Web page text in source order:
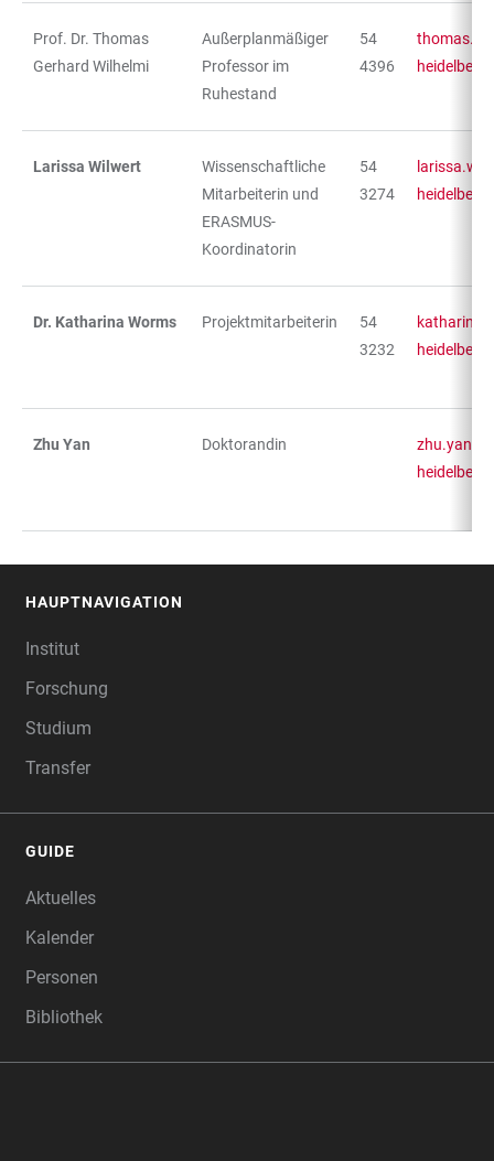
Prof. Dr. Thomas
Gerhard Wilhelmi
Außerplanmäßiger
Professor im
Ruhestand
54
4396
Larissa Wilwert
Wissenschaftliche
Mitarbeiterin und
ERASMUS-
Koordinatorin
54
3274
Dr. Katharina Worms Projektmitarbeiterin
54
3232
Zhu Yan Doktorandin
HAUPTNAVIGATION
Institut
Forschung
Studium
Transfer
GUIDE
Aktuelles
Kalender
Personen
Bibliothek